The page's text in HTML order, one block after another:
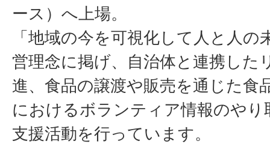
ース）へ上場。
「地域の今を可視化して人と人
営理念に掲げ、自治体と連携した
進、食品の譲渡や販売を通じた食
におけるボランティア情報のや
支援活動を行っています。